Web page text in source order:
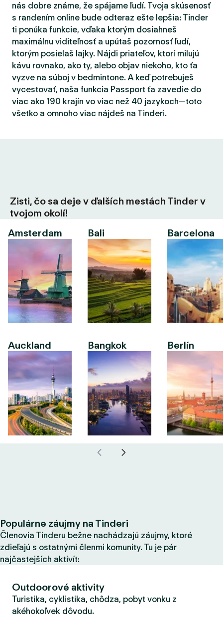
nás dobre známe, že spájame ľudí. Tvoja skúsenosť
s randením online bude odteraz ešte lepšia: Tinder
ti ponúka funkcie, vďaka ktorým dosiahneš
maximálnu viditeľnosť a upútaš pozornosť ľudí,
ktorým posielaš lajky. Nájdi priateľov, ktorí milujú
kávu rovnako, ako ty, alebo objav niekoho, kto ťa
vyzve na súboj v bedmintone. A keď potrebuješ
vycestovať, naša funkcia Passport ťa zavedie do
viac ako 190 krajín vo viac než 40 jazykoch—toto
všetko a omnoho viac nájdeš na Tinderi.
Zisti, čo sa deje v ďalších mestách Tinder v
tvojom okolí!
Amsterdam
Auckland
Bali
Bangkok
Barcelona
Berlín
Populárne záujmy na Tinderi
Členovia Tinderu bežne nachádzajú záujmy, ktoré
zdieľajú s ostatnými členmi komunity. Tu je pár
najčastejších aktivít:
Outdoorové aktivity
Turistika, cyklistika, chôdza, pobyt vonku z
akéhokoľvek dôvodu.